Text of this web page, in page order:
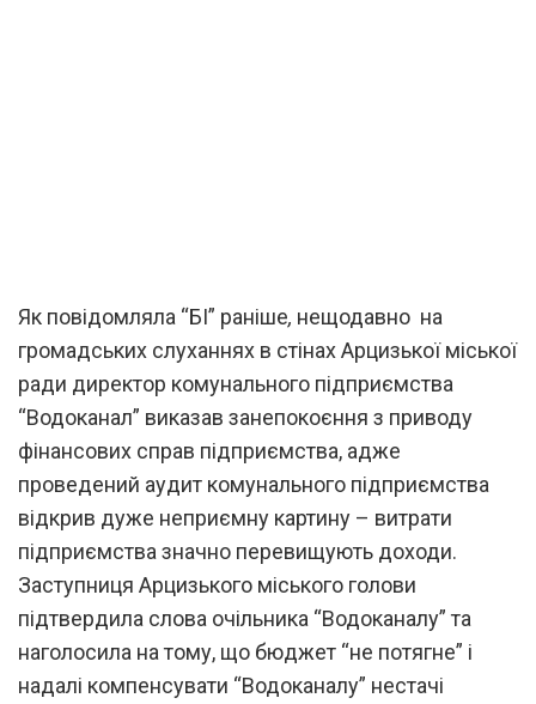
Як повідомляла “БІ” раніше, нещодавно на
громадських слуханнях в стінах Арцизької міської
ради директор комунального підприємства
“Водоканал” виказав занепокоєння з приводу
фінансових справ підприємства, адже
проведений аудит комунального підприємства
відкрив дуже неприємну картину – витрати
підприємства значно перевищують доходи.
Заступниця Арцизького міського голови
підтвердила слова очільника “Водоканалу” та
наголосила на тому, що бюджет “не потягне” і
надалі компенсувати “Водоканалу” нестачі